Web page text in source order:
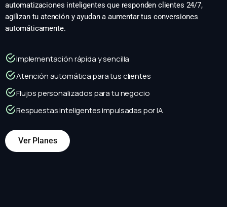
automatizaciones inteligentes que responden clientes 24/7,
agilizan tu atención y ayudan a aumentar tus conversiones
automáticamente.
Implementación rápida y sencilla
Atención automática para tus clientes
Flujos personalizados para tu negocio
Respuestas inteligentes impulsadas por IA
Ver Planes